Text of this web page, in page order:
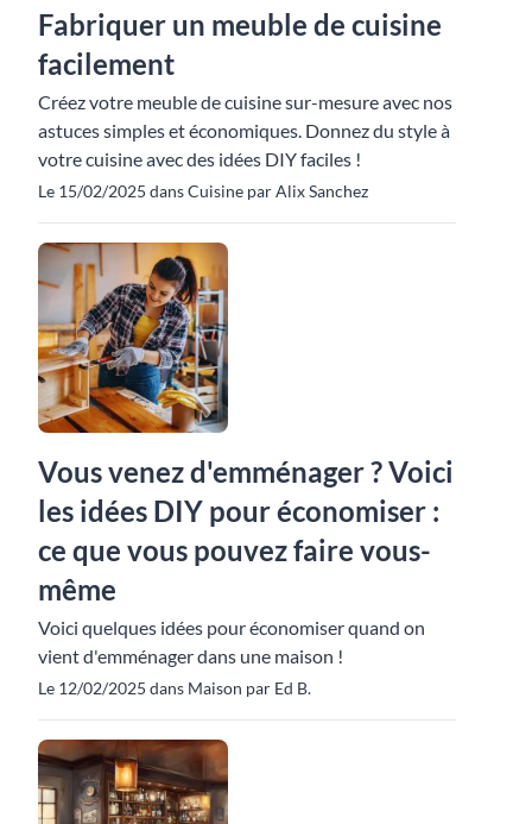
Fabriquer un meuble de cuisine
facilement
Créez votre meuble de cuisine sur-mesure avec nos
astuces simples et économiques. Donnez du style à
votre cuisine avec des idées DIY faciles !
Le 15/02/2025 dans Cuisine par Alix Sanchez
Vous venez d'emménager ? Voici
les idées DIY pour économiser :
ce que vous pouvez faire vous-
même
Voici quelques idées pour économiser quand on
vient d'emménager dans une maison !
Le 12/02/2025 dans Maison par Ed B.